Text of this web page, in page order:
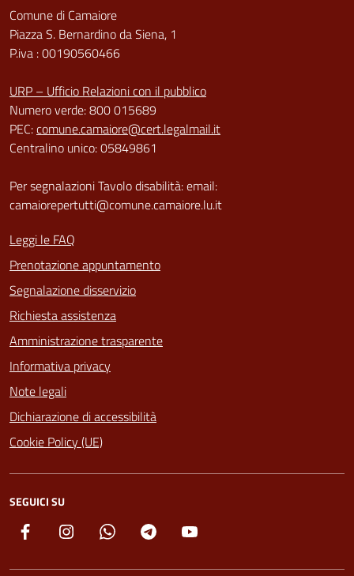
Comune di Camaiore
Piazza S. Bernardino da Siena, 1
P.iva : 00190560466
URP – Ufficio Relazioni con il pubblico
Numero verde: 800 015689
PEC:comune.camaiore@cert.legalmail.it
Centralino unico: 05849861
Per segnalazioni Tavolo disabilità: email:
camaiorepertutti@comune.camaiore.lu.it
Leggi le FAQ
Prenotazione appuntamento
Segnalazione disservizio
Richiesta assistenza
Amministrazione trasparente
Informativa privacy
Note legali
Dichiarazione di accessibilità
Cookie Policy (UE)
SEGUICI SU
Facebook Instagram Whatsapp Telegram